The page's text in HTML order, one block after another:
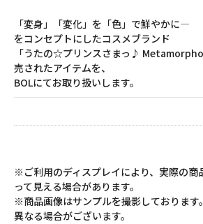
「変身」「変化」を「色」で鮮やかに―
をコンセプトにしたコスメブランド
「うたの☆プリンスさまっ♪
売されたアイテムを、
BOLにてお取り扱いします。
※ご利用のディスプレイにより、実際の商
って見える場合があります。
※商品画像はサンプルを撮影しております
異なる場合がございます。